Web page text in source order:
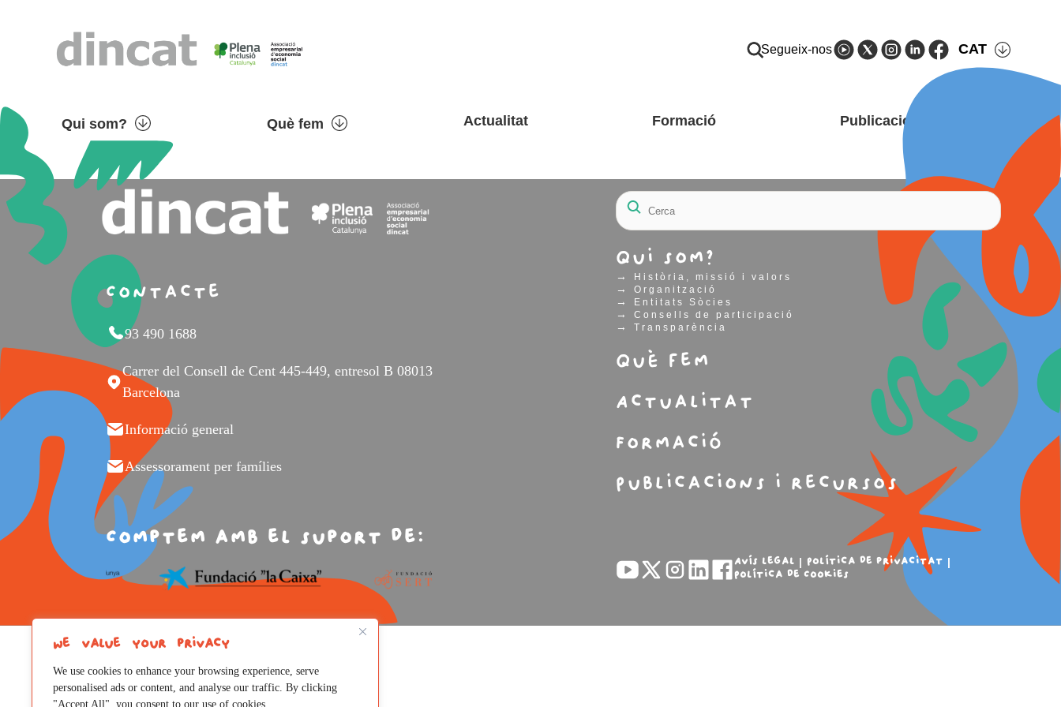
We value your privacy
We use cookies to enhance your browsing experience, serve
personalised ads or content, and analyse our traffic. By clicking
"Accept All", you consent to our use of cookies.
Segueix-nos CAT
Qui som? Què fem Actualitat Formació Publicacions i recursos
Contacte
93 490 1688
Carrer del Consell de Cent 445-449, entresol B 08013
Barcelona
Informació general
Assessorament per famílies
Comptem amb el suport de:
Qui som?
→ Història, missió i valors
→ Organització
→ Entitats Sòcies
→ Consells de participació
→ Transparència
Què fem
Actualitat
Formació
Publicacions i recursos
Avís legal
Política de privacitat
Política de Cookies